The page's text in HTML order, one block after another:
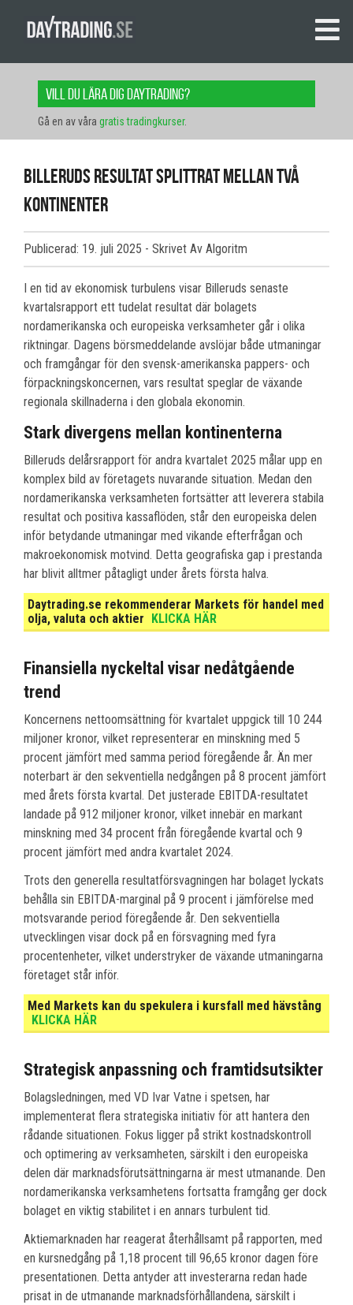
Vill du lära dig daytrading?
Gå en av våra gratis tradingkurser.
Billeruds resultat splittrat mellan två
kontinenter
Publicerad: 19. juli 2025 - Skrivet Av Algoritm
I en tid av ekonomisk turbulens visar Billeruds senaste
kvartalsrapport ett tudelat resultat där bolagets
nordamerikanska och europeiska verksamheter går i olika
riktningar. Dagens börsmeddelande avslöjar både utmaningar
och framgångar för den svensk-amerikanska pappers- och
förpackningskoncernen, vars resultat speglar de växande
regionala skillnaderna i den globala ekonomin.
Stark divergens mellan kontinenterna
Billeruds delårsrapport för andra kvartalet 2025 målar upp en
komplex bild av företagets nuvarande situation. Medan den
nordamerikanska verksamheten fortsätter att leverera stabila
resultat och positiva kassaflöden, står den europeiska delen
inför betydande utmaningar med vikande efterfrågan och
makroekonomisk motvind. Detta geografiska gap i prestanda
har blivit alltmer påtagligt under årets första halva.
Daytrading.se rekommenderar Markets för handel med
olja, valuta och aktier
KLICKA HÄR
Finansiella nyckeltal visar nedåtgående
trend
Koncernens nettoomsättning för kvartalet uppgick till 10 244
miljoner kronor, vilket representerar en minskning med 5
procent jämfört med samma period föregående år. Än mer
noterbart är den sekventiella nedgången på 8 procent jämfört
med årets första kvartal. Det justerade EBITDA-resultatet
landade på 912 miljoner kronor, vilket innebär en markant
minskning med 34 procent från föregående kvartal och 9
procent jämfört med andra kvartalet 2024.
Trots den generella resultatförsvagningen har bolaget lyckats
behålla sin EBITDA-marginal på 9 procent i jämförelse med
motsvarande period föregående år. Den sekventiella
utvecklingen visar dock på en försvagning med fyra
procentenheter, vilket understryker de växande utmaningarna
företaget står inför.
Med Markets kan du spekulera i kursfall med hävstång
KLICKA HÄR
Strategisk anpassning och framtidsutsikter
Bolagsledningen, med VD Ivar Vatne i spetsen, har
implementerat flera strategiska initiativ för att hantera den
rådande situationen. Fokus ligger på strikt kostnadskontroll
och optimering av verksamheten, särskilt i den europeiska
delen där marknadsförutsättningarna är mest utmanande. Den
nordamerikanska verksamhetens fortsatta framgång ger dock
bolaget en viktig stabilitet i en annars turbulent tid.
Aktiemarknaden har reagerat återhållsamt på rapporten, med
en kursnedgång på 1,18 procent till 96,65 kronor dagen före
presentationen. Detta antyder att investerarna redan hade
prisat in de utmanande marknadsförhållandena, särskilt i